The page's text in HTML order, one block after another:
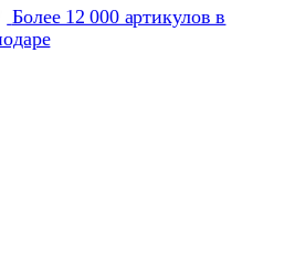
Более 12 000 артикулов в